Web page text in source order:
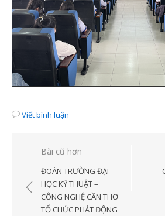
Viết bình luận
Điều
hướng
bài
viết
Bài cũ hơn
ĐOÀN TRƯỜNG ĐẠI
HỌC KỸ THUẬT –
CÔNG NGHỆ CẦN THƠ
TỔ CHỨC PHÁT ĐỘNG